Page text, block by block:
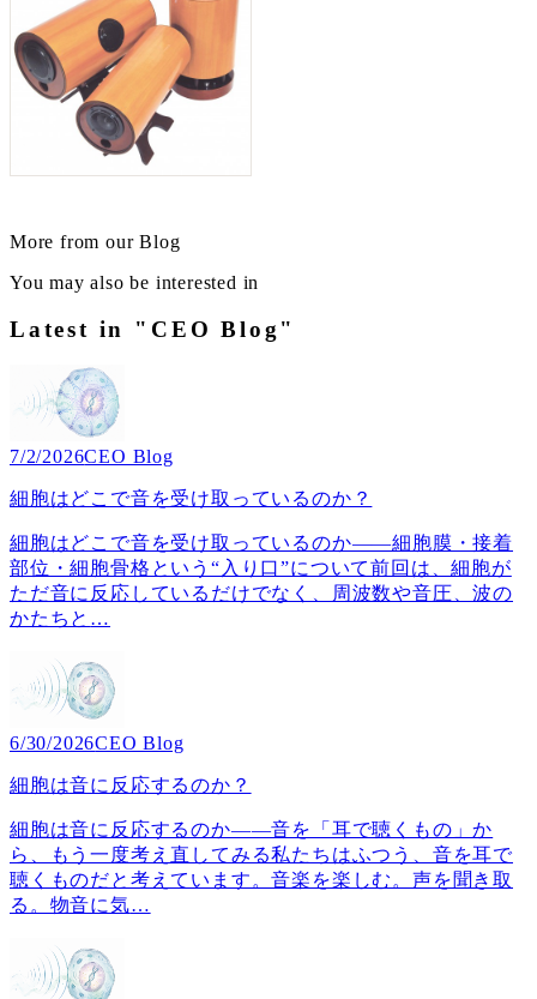
More from our Blog
You may also be interested in
Latest in "CEO Blog"
7/2/2026CEO Blog
細胞はどこで音を受け取っているのか？
細胞はどこで音を受け取っているのか――細胞膜・接着
部位・細胞骨格という“入り口”について前回は、細胞が
ただ音に反応しているだけでなく、周波数や音圧、波の
かたちと …
6/30/2026CEO Blog
細胞は音に反応するのか？
細胞は音に反応するのか――音を「耳で聴くもの」か
ら、もう一度考え直してみる私たちはふつう、音を耳で
聴くものだと考えています。音楽を楽しむ。声を聞き取
る。物音に気…